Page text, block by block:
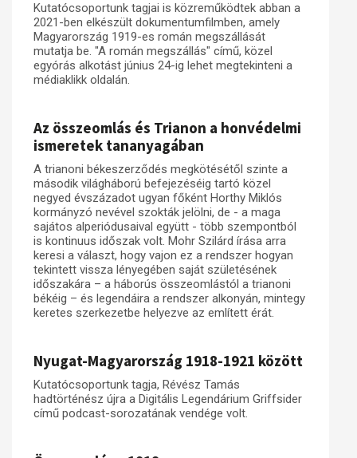
Kutatócsoportunk tagjai is közreműködtek abban a
2021-ben elkészült dokumentumfilmben, amely
Magyarország 1919-es román megszállását
mutatja be. "A román megszállás" című, közel
egyórás alkotást június 24-ig lehet megtekinteni a
médiaklikk oldalán.
Az összeomlás és Trianon a honvédelmi
ismeretek tananyagában
A trianoni békeszerződés megkötésétől szinte a
második világháború befejezéséig tartó közel
negyed évszázadot ugyan főként Horthy Miklós
kormányzó nevével szokták jelölni, de - a maga
sajátos alperiódusaival együtt - több szempontból
is kontinuus időszak volt. Mohr Szilárd írása arra
keresi a választ, hogy vajon ez a rendszer hogyan
tekintett vissza lényegében saját születésének
időszakára – a háborús összeomlástól a trianoni
békéig – és legendáira a rendszer alkonyán, mintegy
keretes szerkezetbe helyezve az említett érát.
Nyugat-Magyarország 1918-1921 között
Kutatócsoportunk tagja, Révész Tamás
hadtörténész újra a Digitális Legendárium Griffsider
című podcast-sorozatának vendége volt.